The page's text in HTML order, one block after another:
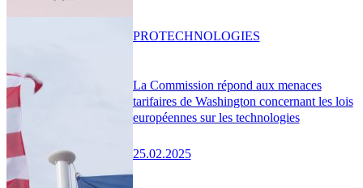
La Commission répond aux menaces
tarifaires de Washington concernant les lois
européennes sur les technologies
25.02.2025
PROTECHNOLOGIES